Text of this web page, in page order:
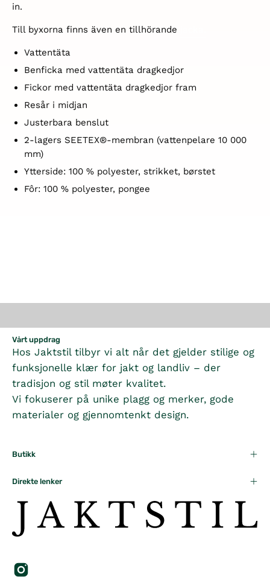
in.
Till byxorna finns även en tillhörande
Vattentäta
Benficka med vattentäta dragkedjor
Fickor med vattentäta dragkedjor fram
Resår i midjan
Justerbara benslut
2-lagers SEETEX®-membran (vattenpelare 10 000
mm)
Ytterside: 100 % polyester, strikket, børstet
Fôr: 100 % polyester, pongee
Vårt uppdrag
Hos Jaktstil tilbyr vi alt når det gjelder stilige og
funksjonelle klær for jakt og landliv – der
tradisjon og stil møter kvalitet.
Vi fokuserer på unike plagg og merker, gode
materialer og gjennomtenkt design.
Butikk
Direkte lenker